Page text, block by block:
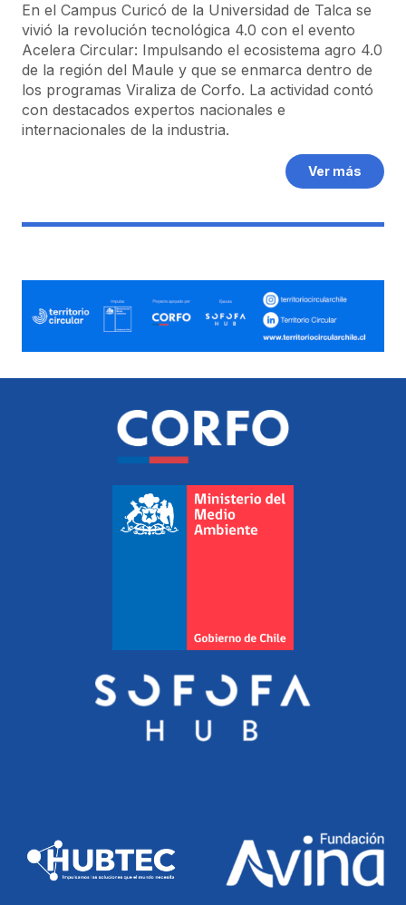
En el Campus Curicó de la Universidad de Talca se
vivió la revolución tecnológica 4.0 con el evento
Acelera Circular: Impulsando el ecosistema agro 4.0
de la región del Maule y que se enmarca dentro de
los programas Viraliza de Corfo. La actividad contó
con destacados expertos nacionales e
internacionales de la industria.
Ver más